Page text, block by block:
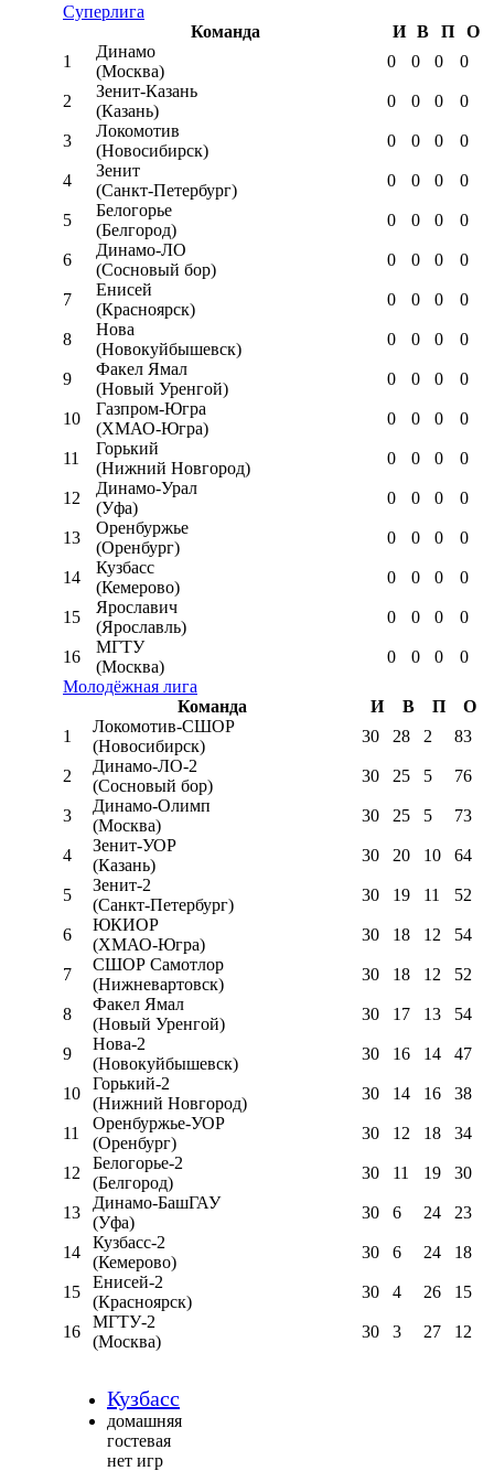
Суперлига
Команда
И В П
О
1
Динамо
(Москва)
0 0 0 0
2
Зенит-Казань
(Казань)
0 0 0 0
3
Локомотив
(Новосибирск)
0 0 0 0
4
Зенит
(Санкт-Петербург)
0 0 0 0
5
Белогорье
(Белгород)
0 0 0 0
6
Динамо-ЛО
(Сосновый бор)
0 0 0 0
7
Енисей
(Красноярск)
0 0 0 0
8
Нова
(Новокуйбышевск)
0 0 0 0
9
Факел Ямал
(Новый Уренгой)
0 0 0 0
10
Газпром-Югра
(ХМАО-Югра)
0 0 0 0
11
Горький
(Нижний Новгород)
0 0 0 0
12
Динамо-Урал
(Уфа)
0 0 0 0
13
Оренбуржье
(Оренбург)
0 0 0 0
14
Кузбасс
(Кемерово)
0 0 0 0
15
Ярославич
(Ярославль)
0 0 0 0
16
МГТУ
(Москва)
0 0 0
0
Молодёжная лига
Команда
И В П
О
1
Локомотив-CШОР
(Новосибирск)
30 28 2 83
2
Динамо-ЛО-2
(Сосновый бор)
30 25 5 76
3
Динамо-Олимп
(Москва)
30 25 5 73
4
Зенит-УОР
(Казань)
30 20 10 64
5
Зенит-2
(Санкт-Петербург)
30 19 11 52
6
ЮКИОР
(ХМАО-Югра)
30 18 12 54
7
СШОР Самотлор
(Нижневартовск)
30 18 12 52
8
Факел Ямал
(Новый Уренгой)
30 17 13 54
9
Нова-2
(Новокуйбышевск)
30 16 14 47
10
Горький-2
(Нижний Новгород)
30 14 16 38
11
Оренбуржье-УОР
(Оренбург)
30 12 18 34
12
Белогорье-2
(Белгород)
30 11 19 30
13
Динамо-БашГАУ
(Уфа)
30 6 24 23
14
Кузбасс-2
(Кемерово)
30 6 24 18
15
Енисей-2
(Красноярск)
30 4 26 15
16
МГТУ-2
(Москва)
30 3 27 12
Кузбасс
домашняя
гостевая
нет игр